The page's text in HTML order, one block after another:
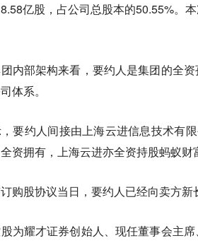
亿股，占公司总股本的50.55%。
内部架构来看，要约人是集团的全
体系。
要约人间接由上海云进信息技术有
资拥有，上海云进亦全资持股蚂蚁财
购股协议当日，要约人已经向卖方新
为耀才证券创始人、现任董事会主